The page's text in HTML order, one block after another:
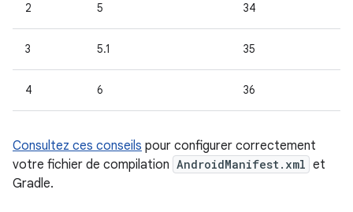
2 5 34
3 5.1 35
4 6 36
Consultez ces conseils pour configurer correctement
votre fichier de compilation AndroidManifest.xml et
Gradle.